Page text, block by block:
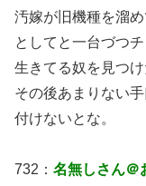
汚嫁が旧機種を溜
としてと一台づつ
生きてる奴を見つけ
その後あまりない
付けないとな。
732： 名無しさん＠